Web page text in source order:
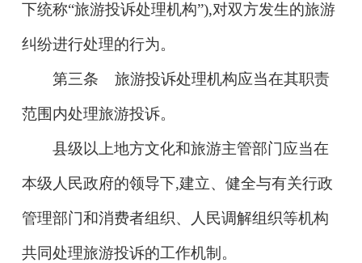
下统称“旅游投诉处理机构”),对双方发生的旅游
纠纷进行处理的行为。
第三条 旅游投诉处理机构应当在其职责
范围内处理旅游投诉。
县级以上地方文化和旅游主管部门应当在
本级人民政府的领导下,建立、健全与有关行政
管理部门和消费者组织、人民调解组织等机构
共同处理旅游投诉的工作机制。